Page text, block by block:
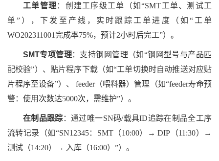
工单管理 ：创建工序级工单（如“SMT工单、测试工
单”），下发至产线，实时跟踪工单进度（如“工单
WO202311001完成率75%，预计2小时后完工”）。
SMT专项管理：支持钢网管理（如“钢网型号与产品匹
配校验”）、贴片程序下载（如“工单切换时自动推送对应贴
片程序至设备”）、 feeder（喂料器）管理（如“feeder寿命预
警：使用次数达5000次，需维护”）。
在制品跟踪 ：通过唯一SN码/载具ID追踪在制品全工序
流转记录（如“SN12345：SMT（10:00）→ DIP（11:30）→
测试（14:20）→ 入库（16:00）”）。